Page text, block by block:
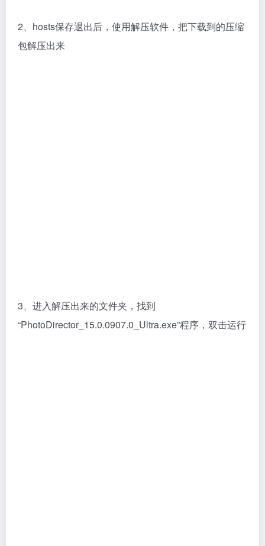
2、hosts保存退出后，使用解压软件，把下载到的压缩
包解压出来